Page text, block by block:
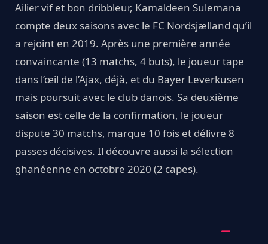
Ailier vif et bon dribbleur, Kamaldeen Sulemana
compte deux saisons avec le FC Nordsjælland qu’il
a rejoint en 2019. Après une première année
convaincante (13 matchs, 4 buts), le joueur tape
dans l’œil de l’Ajax, déjà, et du Bayer Leverkusen
mais poursuit avec le club danois. Sa deuxième
saison est celle de la confirmation, le joueur
dispute 30 matchs, marque 10 fois et délivre 8
passes décisives. Il découvre aussi la sélection
ghanéenne en octobre 2020 (2 capes).